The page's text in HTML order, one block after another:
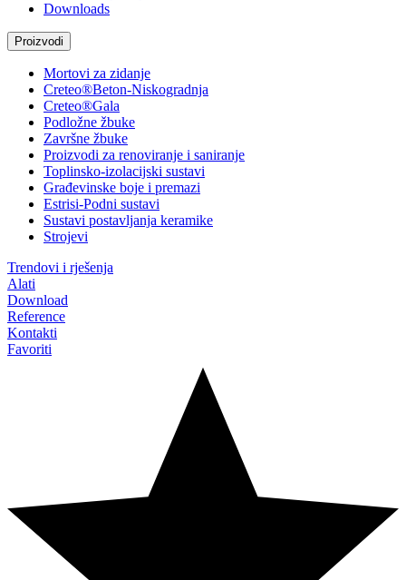
Downloads
Proizvodi
Mortovi za zidanje
Creteo®Beton-Niskogradnja
Creteo®Gala
Podložne žbuke
Završne žbuke
Proizvodi za renoviranje i saniranje
Toplinsko-izolacijski sustavi
Građevinske boje i premazi
Estrisi-Podni sustavi
Sustavi postavljanja keramike
Strojevi
Trendovi i rješenja
Alati
Download
Reference
Kontakti
Favoriti